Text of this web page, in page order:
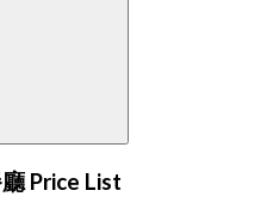
Price List